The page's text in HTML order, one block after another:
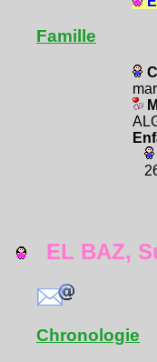
Famille
EL BAZ,
Chronologie